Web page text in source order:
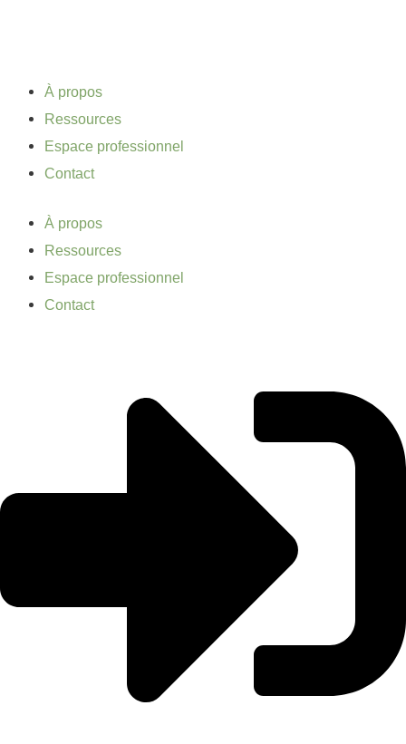
À propos
Ressources
Espace professionnel
Contact
À propos
Ressources
Espace professionnel
Contact